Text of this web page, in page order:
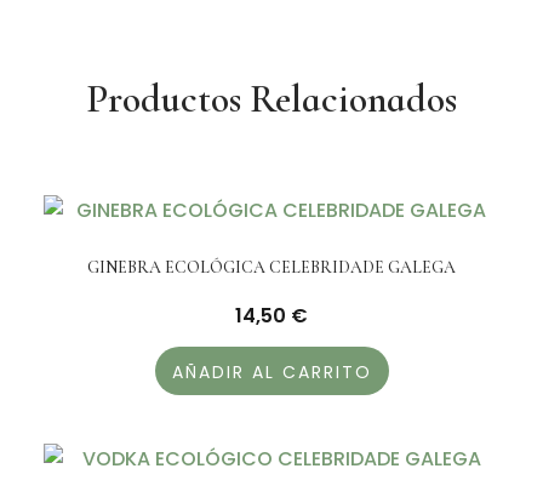
Productos Relacionados
GINEBRA ECOLÓGICA CELEBRIDADE GALEGA
14,50 €
AÑADIR AL CARRITO